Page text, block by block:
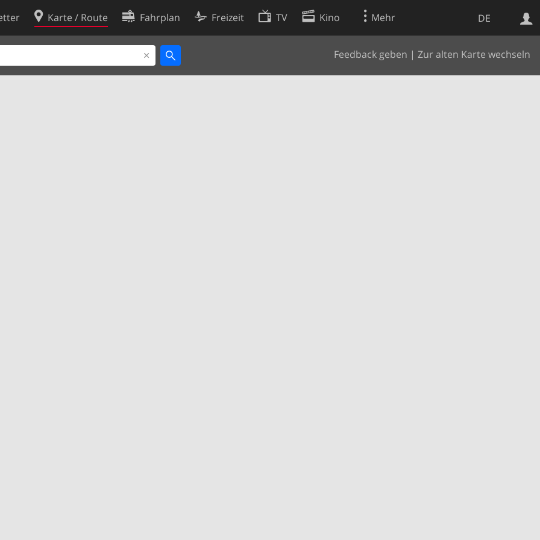
DE
Karte / Route Fahrplan Freizeit TV Kino Mehr
Feedback geben | Zur alten Karte wechseln
Websuche
Cookie-Richtlinie
Cookie-Einstellungen